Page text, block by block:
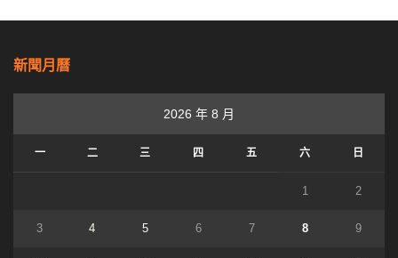
新聞月曆
2026 年 8 月
一 二 三 四 五 六 日
1 2
3 4 5 6 7 8 9